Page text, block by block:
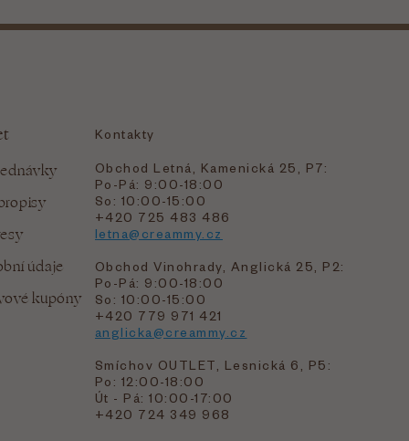
údaje
kupóny
Kontakty
Obchod Letná, Kamenická 25, P7:
Po-Pá: 9:00-18:00
So: 10:00-15:00
+420 725 483 486
letna@creammy.cz
Obchod Vinohrady, Anglická 25, P2:
Po-Pá: 9:00-18:00
So: 10:00-15:00
+420 779 971 421
anglicka@creammy.cz
Smíchov OUTLET, Lesnická 6, P5:
Po: 12:00-18:00
Út - Pá: 10:00-17:00
+420 724 349 968